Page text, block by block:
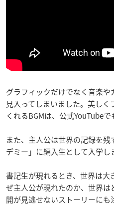
グラフィックだけでなく音楽
見入ってしまいました。美し
くれるBGMは、公式YouTubeで
また、主人公は世界の記録を
デミー」に編入生として入学し
書記生が現れるとき、世界は
ぜ主人公が現れたのか、世界
開が見逃せないストーリーにも